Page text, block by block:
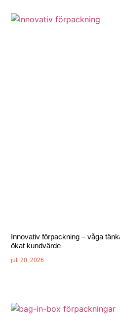
Innovativ förpackning – våga
ökat kundvärde
juli 20, 2026